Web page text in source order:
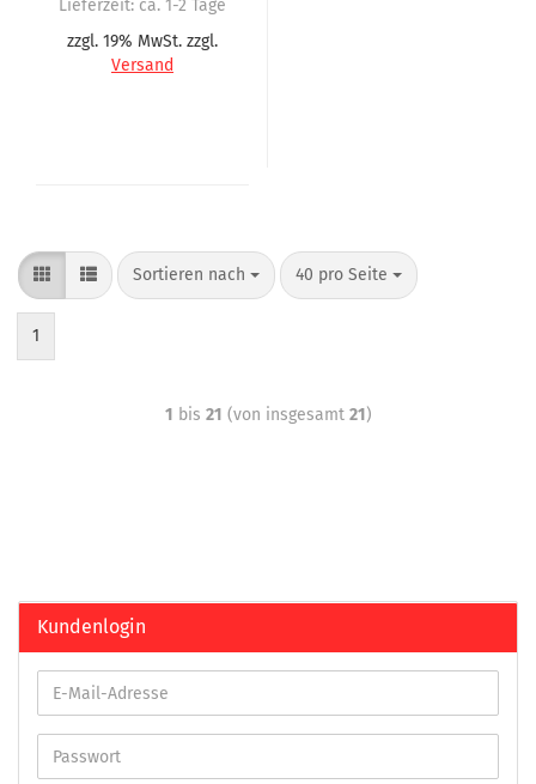
Lieferzeit: ca. 1-2 Tage
zzgl. 19% MwSt. zzgl.
Versand
Sortieren nach 40 pro Seite
1
1 bis 21 (von insgesamt 21)
Kundenlogin